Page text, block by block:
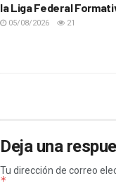
la Liga Federal
05/08/2026 21
Deja una
Tu dirección de correo
*